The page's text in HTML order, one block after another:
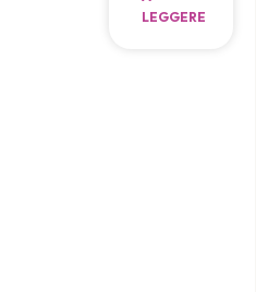
LEGGERE